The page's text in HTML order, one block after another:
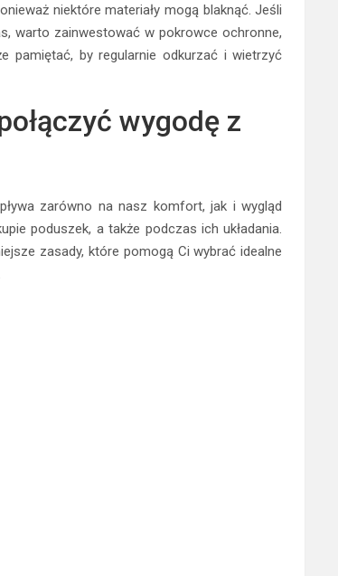
niektóre materiały mogą blaknąć. Jeśli
warto zainwestować w pokrowce ochronne,
pamiętać, by regularnie odkurzać i wietrzyć
wygodę z
zarówno na nasz komfort, jak i wygląd
poduszek, a także podczas ich układania.
zasady, które pomogą Ci wybrać idealne